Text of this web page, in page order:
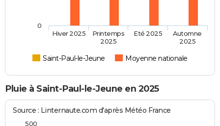
Saint-Paul-le-Jeune Moyenne nationale
Hiver 2025
Printemps
2025
Eté 2025
Automne
2025
0
Pluie à Saint-Paul-le-Jeune en 2025
Source : Linternaute.com d'après Météo France
500